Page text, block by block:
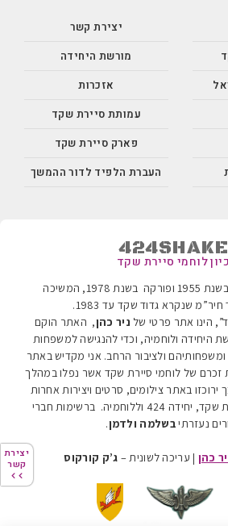
יצירת
קשר
יצירת
קשר
יצירת קשר
מורשת היחידה
אזכרות
עמותת סיירת שקד
פארק סיירת שקד
העברת הלפיד לדור ההמשך
לוחמי סיירת שקד
הוקמה בשנת 1955 ופורקה בשנת 1978, המשיכה
שנקרא גדוד שקד עד 1983
.
הינו אתר פרטי של ניר כהן, האתר הוקם
ולוחמיה, וכדי להנגישה למשפחות
ומשפחותיהם ולציבור הרחב. אני מקדיש באתר
זכרם של לוחמי סיירת שקד אשר נפלו במהלך
באתר צילומים, סרטים ויצירות אחרות
424 וללוחמיה.
ברשימות חברי
נעזרתיבשלמה ולדמן.
כהן | עריכה לשונית – ג’ק קורקוס